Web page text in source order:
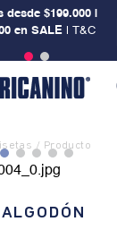
$199.000 |
en SALE| T&C